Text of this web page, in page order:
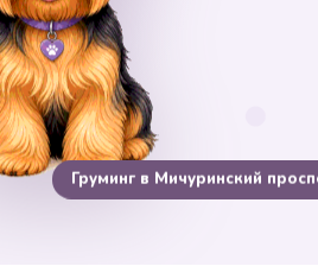
Груминг в Мичуринский